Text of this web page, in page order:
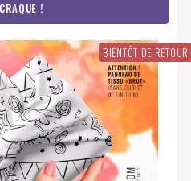
!
BIENTÔT DE RETOUR